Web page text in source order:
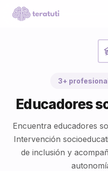
3+
Educadores
Encuentra educadores
Intervención
de inclusión y